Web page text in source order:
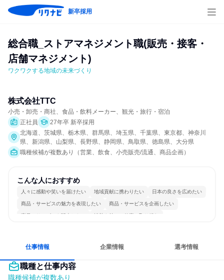
新卒採用
総合職_ストアマネジメント職(販売・接客・
店舗マネジメント)
ワクワクする地域の未来づくり
株式会社TTC
小売・卸売・商社、食品・飲料メーカー、観光・旅行・宿泊
正社員
27年卒 新卒採用
北海道、茨城県、栃木県、群馬県、埼玉県、千葉県、東京都、神奈川
県、新潟県、山梨県、長野県、静岡県、鳥取県、徳島県、大分県
職種候補が複数あり（営業、飲食、小売販売/流通、商品企画）
こんな人におすすめ
人々に感動や笑いを届けたい 地域貢献に携わりたい 日本の良さを広めたい
商品・サービスの魅力を表現したい 商品・サービスを企画したい
商品・サービスを販売したい 情熱を持って仕事に取り組む
仕事情報 企業情報 選考情報
職種と仕事内容
職種候補が複数あり